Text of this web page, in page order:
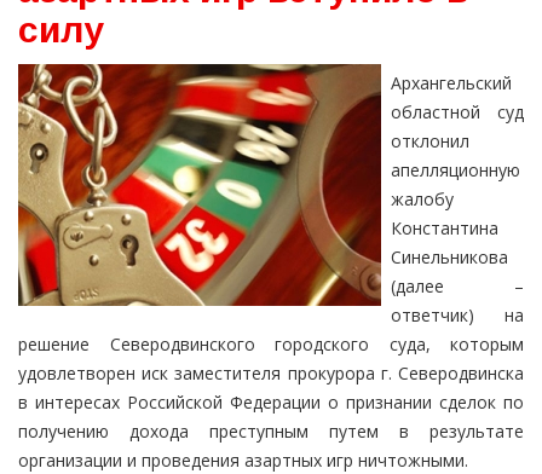
силу
Архангельский
областной суд
отклонил
апелляционную
жалобу
Константина
Синельникова
(далее –
ответчик) на
решение Северодвинского городского суда, которым
удовлетворен иск заместителя прокурора г. Северодвинска
в интересах Российской Федерации о признании сделок по
получению дохода преступным путем в результате
организации и проведения азартных игр ничтожными.